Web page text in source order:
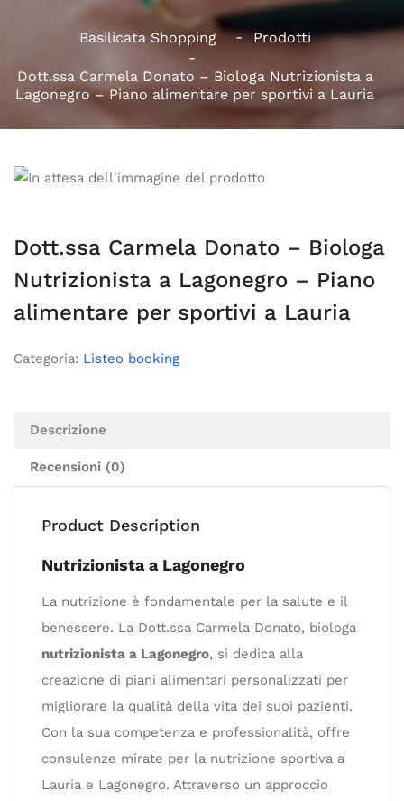
Basilicata Shopping Prodotti
Dott.ssa Carmela Donato – Biologa Nutrizionista a
Lagonegro – Piano alimentare per sportivi a Lauria
Dott.ssa Carmela Donato – Biologa
Nutrizionista a Lagonegro – Piano
alimentare per sportivi a Lauria
Categoria: Listeo booking
Descrizione
Recensioni (0)
Product Description
Nutrizionista a Lagonegro
La nutrizione è fondamentale per la salute e il
benessere. La Dott.ssa Carmela Donato, biologa
nutrizionista a Lagonegro, si dedica alla
creazione di piani alimentari personalizzati per
migliorare la qualità della vita dei suoi pazienti.
Con la sua competenza e professionalità, offre
consulenze mirate per la nutrizione sportiva a
Lauria e Lagonegro. Attraverso un approccio